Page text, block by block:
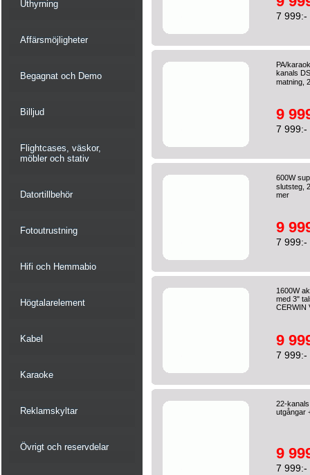
Uthyrning
Affärsmöjligheter
Begagnat och Demo
Billjud
Flightcases, väskor,
möbler och stativ
Datortillbehör
Fotoutrustning
Hifi och Hemmabio
Högtalarelement
Kabel
Karaoke
Reklamskyltar
Övrigt och reservdelar
7 999:-
PA/
kanals
matning,
9
7 999:-
600W
slutsteg,
mer
9
7 999:-
1600W
med 3"
CERWIN
9
7 999:-
22-
utgångar
9
7 999:-